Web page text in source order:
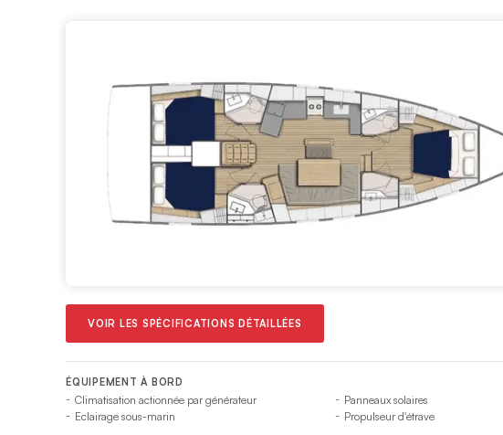
VOIR LES SPÉCIFICATIONS DÉTAILLÉES
ÉQUIPEMENT À BORD
Climatisation actionnée par générateur
Eclairage sous-marin
Panneaux solaires
Propulseur d'étrave